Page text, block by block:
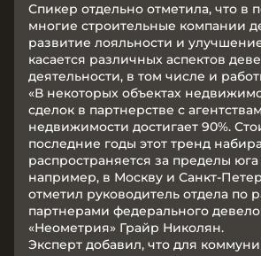
Спикер отдельно отметила, что в
многие строительные компании
развитие лояльности и
касается различных аспектов
деятельности, в том числе и
«В некоторых объектах
сделок в партнерстве с
недвижимости достигает 90%.
последние годы этот тренд
распространяется за пределы
например, в Москву и Санкт-
отметил руководитель отдела по
партнерами федерального
«Неометрия» Грайр Николян.
Эксперт добавил, что для